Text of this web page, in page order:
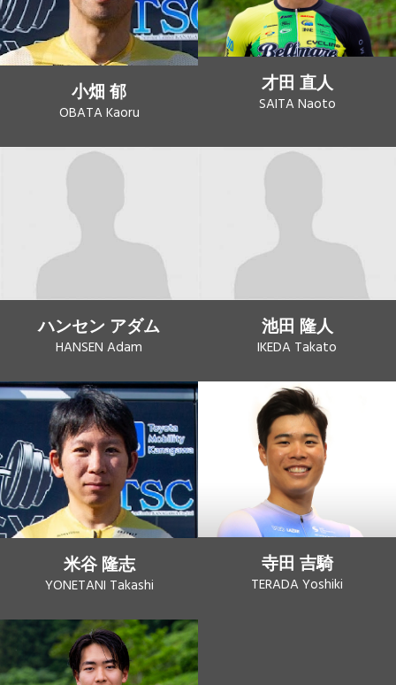
小畑 郁
OBATA Kaoru
才田 直人
SAITA Naoto
ハンセン アダム
HANSEN Adam
池田 隆人
IKEDA Takato
米谷 隆志
YONETANI Takashi
寺田 吉騎
TERADA Yoshiki